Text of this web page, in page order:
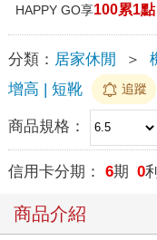
HAPPY GO享100累1
分類： 居家休閒 ＞
增高 | 短靴
追蹤
商品規格：
信用卡分期： 6期 0
商品介紹